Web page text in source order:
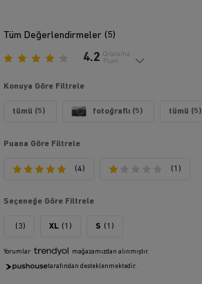
Tüm Değerlendirmeler (5)
4.2
Ortalama
Puan
Konuya Göre Filtrele
tümü (5) fotoğraflı (5) tümü (5)
Puana Göre Filtrele
(4) (1)
Seçeneğe Göre Filtrele
(3) XL (1) S (1)
Yorumlar mağazamızdan alınmıştır.
tarafından desteklenmektedir.